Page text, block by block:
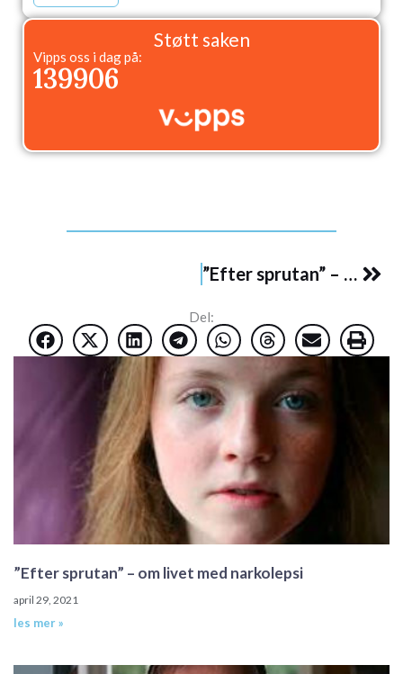
Støtt saken
Vipps oss i dag på:
139906
”Efter sprutan” – om livet med narkolepsi
Del:
”Efter sprutan” – om livet med narkolepsi
april 29, 2021
les mer »